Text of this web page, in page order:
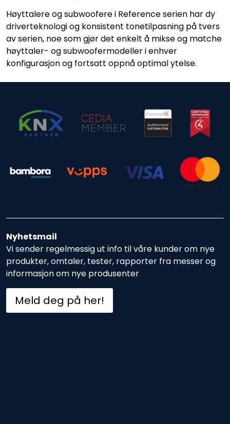
Høyttalere og subwoofere i Reference serien har dy
driverteknologi og konsistent tonetilpasning på tvers
av serien, noe som gjør det enkelt å mikse og matche
høyttaler- og subwoofermodeller i enhver
konfigurasjon og fortsatt oppnå optimal ytelse.
Nyhetsmail
Vi sender regelmessig ut info til våre kunder om nye
produkter, omtaler, tester, rapporter fra messer og
informasjon om nye produsenter
Meld deg på her!
Merker